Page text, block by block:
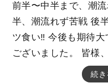
前半〜中半まで、潮
半、潮流れず苦戦 後
ツ食い‼ 今後も期待
ございました。 皆様
続